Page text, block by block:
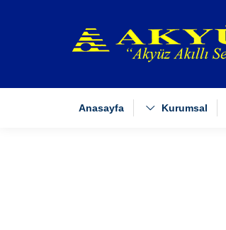
Anasayfa Kurumsal